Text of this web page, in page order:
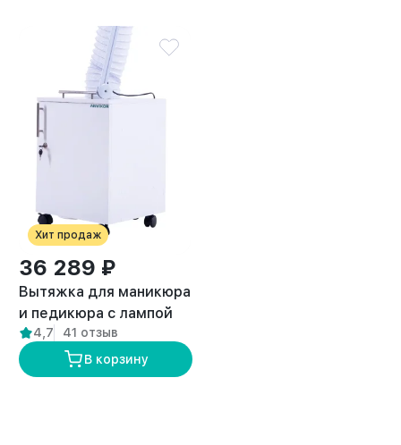
Хит продаж
36 289 ₽
Вытяжка для маникюра
и педикюра с лампой
премиум “ANVIKOR VC-
AIR-3”
4,7
41 отзыв
В корзину